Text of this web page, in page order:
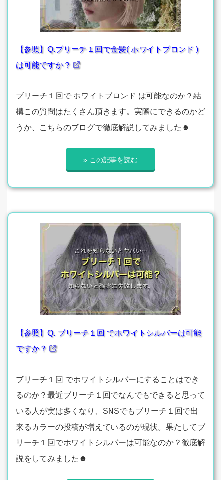
【参照】Q.ブリーチ１回で金髪( ホワイトブロンド )
は可能ですか？
ブリーチ１回で ホワイトブロンド は可能なのか？結
構この質問はたくさん頂きます。実際にできるのかど
うか、こちらのブログで徹底解説してみました☻
» この記事を読む
【参照】Q. ブリーチ１回 でホワイトシルバーは可能
ですか？
ブリーチ１回 でホワイトシルバーにすることはでき
るのか？最近ブリーチ１回でなんでもできると思って
いる人が実は多くなり、SNSでもブリーチ１回で出
来るカラーの投稿が増えているのが現状。果たしてブ
リーチ１回でホワイトシルバーは可能なのか？徹底解
説をしてみました☻